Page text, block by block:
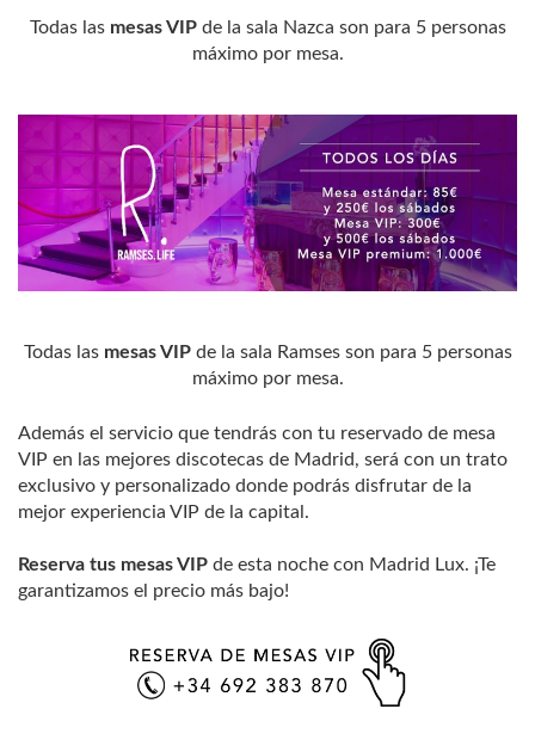
Todas las mesas VIPde la sala Nazca son para 5 personas
máximo por mesa.
Todas las mesas VIPde la sala Ramses son para 5 personas
máximo por mesa.
Además el servicio que tendrás con tu reservado de mesa
VIP en las mejores discotecas de Madrid, será con un trato
exclusivo y personalizado donde podrás disfrutar de la
mejor experiencia VIP de la capital.
Reserva tus mesas VIP de esta noche con Madrid Lux. ¡Te
garantizamos el precio más bajo!